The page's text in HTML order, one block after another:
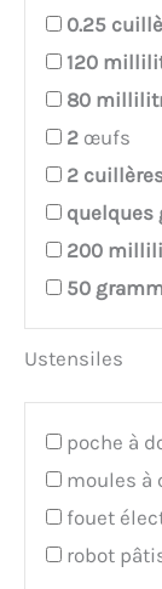
0.25
120
80
2 œufs
2
quelques
200
50
Ustensiles
poche à
moules à
fouet
robot